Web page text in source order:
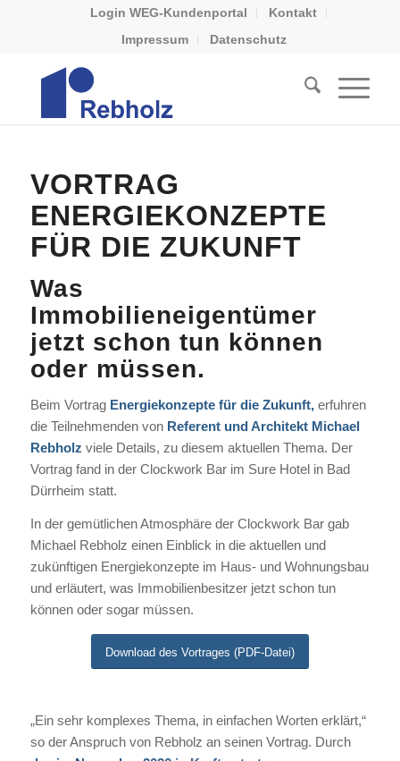
Login WEG-Kundenportal
Kontakt
Impressum
Datenschutz
VORTRAG
ENERGIEKONZEPTE
FÜR DIE ZUKUNFT
Was
Immobilieneigentümer
jetzt schon tun können
oder müssen.
Beim Vortrag Energiekonzepte für die Zukunft, erfuhren
die Teilnehmenden von Referent und Architekt Michael
Rebholz viele Details, zu diesem aktuellen Thema. Der
Vortrag fand in der Clockwork Bar im Sure Hotel in Bad
Dürrheim statt.
In der gemütlichen Atmosphäre der Clockwork Bar gab
Michael Rebholz einen Einblick in die aktuellen und
zukünftigen Energiekonzepte im Haus- und Wohnungsbau
und erläutert, was Immobilienbesitzer jetzt schon tun
können oder sogar müssen.
Download des Vortrages (PDF-Datei)
„Ein sehr komplexes Thema, in einfachen Worten erklärt,“
so der Anspruch von Rebholz an seinen Vortrag. Durch